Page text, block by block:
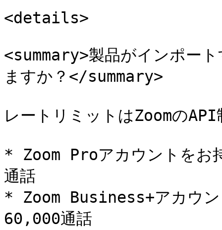
<details>
<summary>製品がインポー
ますか？</summary>
レートリミットはZoomの
* Zoom Proアカウントをお
通話
* Zoom Business+アカウン
60,000通話